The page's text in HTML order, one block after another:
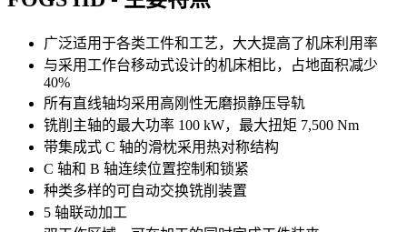
广泛适用于各类工件和工艺，大大提高了机床利用率
与采用工作台移动式设计的机床相比，占地面积减少
40%
所有直线轴均采用高刚性无磨损静压导轨
铣削主轴的最大功率 100 kW，最大扭矩 7,500 Nm
带集成式 C 轴的滑枕采用热对称结构
C 轴和 B 轴连续位置控制和锁紧
种类多样的可自动交换铣削装置
5 轴联动加工